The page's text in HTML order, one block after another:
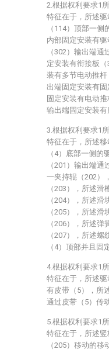
2.根据权利要求1
特征在于，所述
（114）顶部一侧
内部固定安装有
（302）输出端
定安装有衔接板
装有多节电动推
出端固定安装有
固定安装有电动
输出端固定安装有
3.根据权利要求1
特征在于，所述
（4）底部一侧
（201）输出端
一夹持辊（202）
（203），所述
（204），所述
（205），所述
（206），所述
（207），所述
（4）顶部并且固
4.根据权利要求1
特征在于，所述
有皮带（5），所
通过皮带（5）传
5.根据权利要求1
特征在于，所述
（205）移动的移